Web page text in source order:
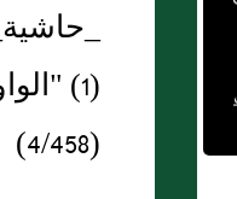
(1) "الواو" سقطت من المطبوع، وهي لازمة:
(4/458)